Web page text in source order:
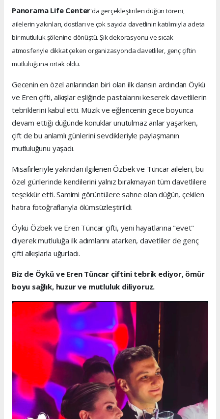
Panorama Life Center'da gerçekleştirilen düğün töreni,
ailelerin yakınları, dostları ve çok sayıda davetlinin katılımıyla adeta
bir mutluluk şölenine dönüştü. Şık dekorasyonu ve sıcak
atmosferiyle dikkat çeken organizasyonda davetliler, genç çiftin
mutluluğuna ortak oldu.
Gecenin en özel anlarından biri olan ilk dansın ardından Öykü
ve Eren çifti, alkışlar eşliğinde pastalarını keserek davetlilerin
tebriklerini kabul etti. Müzik ve eğlencenin gece boyunca
devam ettiği düğünde konuklar unutulmaz anlar yaşarken,
çift de bu anlamlı günlerini sevdikleriyle paylaşmanın
mutluluğunu yaşadı.
Misafirleriyle yakından ilgilenen Özbek ve Tüncar aileleri, bu
özel günlerinde kendilerini yalnız bırakmayan tüm davetlilere
teşekkür etti. Samimi görüntülere sahne olan düğün, çekilen
hatıra fotoğraflarıyla ölümsüzleştirildi.
Öykü Özbek ve Eren Tüncar çifti, yeni hayatlarına "evet"
diyerek mutluluğa ilk adımlarını atarken, davetliler de genç
çifti alkışlarla uğurladı.
Biz de Öykü ve Eren Tüncar çiftini tebrik ediyor, ömür
boyu sağlık, huzur ve mutluluk diliyoruz.